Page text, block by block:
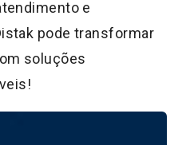
e
pode transformar
soluções